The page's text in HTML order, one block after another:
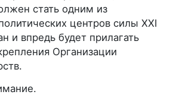
стать одним из
центров силы XXI
и впредь будет прилагать
Организации